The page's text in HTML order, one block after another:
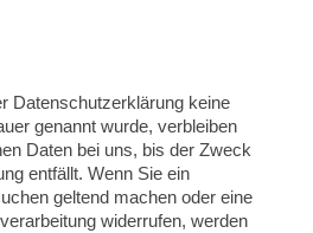
Datenschutzerklärung keine
genannt wurde, verbleiben
Daten bei uns, bis der Zweck
entfällt. Wenn Sie ein
geltend machen oder eine
widerrufen, werden